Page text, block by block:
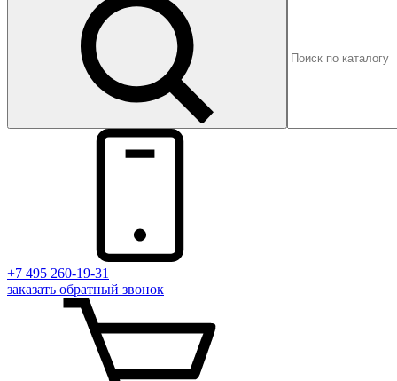
+7 495 260-19-31
заказать обратный звонок